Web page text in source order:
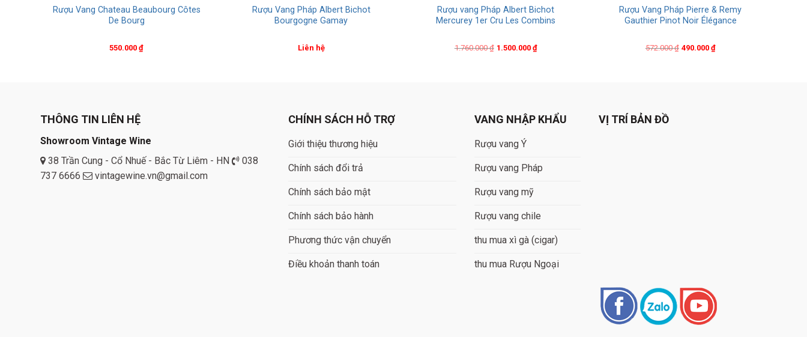
Rượu Vang Chateau Beaubourg Côtes
De Bourg
550.000₫
Rượu Vang Pháp Albert Bichot
Bourgogne Gamay
Liên hệ
Rượu vang Pháp Albert Bichot
Mercurey 1er Cru Les Combins
1.760.000₫
Original
1.500.000 ₫
Current
Rượu Vang Pháp Pierre & Remy
Gauthier Pinot Noir Élégance
572.000₫
Original
490.000 ₫
Current
THÔNG TIN LIÊN HỆ
Showroom Vintage Wine
38 Trần Cung - Cổ Nhuế - Bắc Từ Liêm - HN
038
737 6666
vintagewine.vn@gmail.com
CHÍNH SÁCH HỖ TRỢ
Giới thiệu thương hiệu
Chính sách đổi trả
Chính sách bảo mật
Chính sách bảo hành
Phương thức vận chuyển
Điều khoản thanh toán
VANG NHẬP KHẨU
Rượu vang Ý
Rượu vang Pháp
Rượu vang mỹ
Rượu vang chile
thu mua xì gà (cigar)
thu mua Rượu Ngoại
VỊ TRÍ BẢN ĐỒ